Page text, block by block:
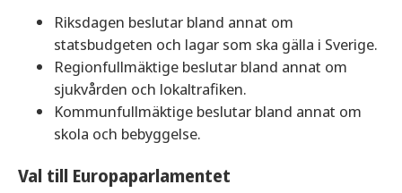
Riksdagen beslutar bland annat om
statsbudgeten och lagar som ska gälla i Sverige.
Regionfullmäktige beslutar bland annat om
sjukvården och lokaltrafiken.
Kommunfullmäktige beslutar bland annat om
skola och bebyggelse.
Val till Europaparlamentet